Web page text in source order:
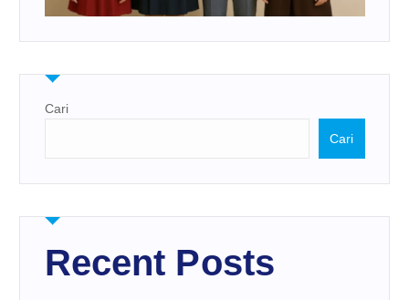
Cari
Cari
Recent Posts